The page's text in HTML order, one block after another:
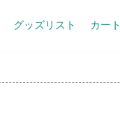
グッズリスト カート